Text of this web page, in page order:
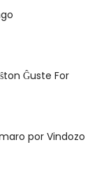
Ĝuste For
por Vindozo